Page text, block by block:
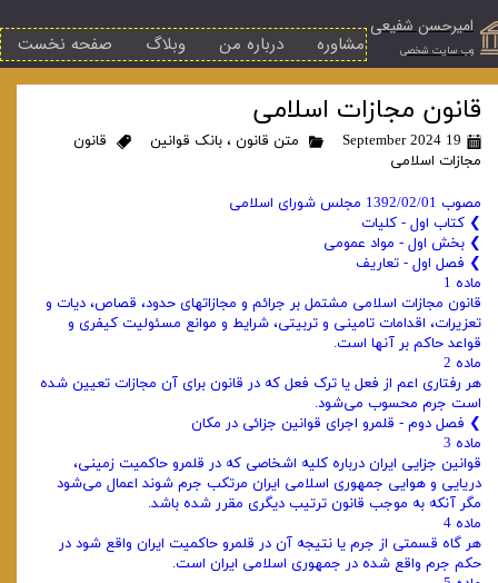
صفحه نخست وبلاگ درباره من مشاوره
امیرحسن شفیعی
​وب سایت شخصی
قانون مجازات اسلامی
19 September 2024 متن قانون ، بانک قوانین
قانون
مجازات اسلامی
مصوب 1392/02/01 مجلس شورای اسلامی
❯ کتاب اول - کلیات
❯ بخش اول - مواد عمومی
❯ فصل اول - تعاریف
ماده 1
قانون مجازات اسلامی مشتمل بر جرائم و مجازاتهای حدود، قصاص، دیات و
تعزیرات، اقدامات تامینی و تربیتی، شرایط و موانع مسئولیت کیفری و
قواعد حاکم بر آنها است.
ماده 2
هر رفتاری اعم از فعل یا ترک فعل که در قانون برای آن مجازات تعیین شده
است جرم محسوب می‌شود.
❯ فصل دوم - قلمرو اجرای قوانین جزائی در مکان
ماده 3
قوانین جزایی ایران درباره کلیه اشخاصی که در قلمرو حاکمیت زمینی،
دریایی و هوایی جمهوری اسلامی ایران مرتکب جرم شوند اعمال می‌شود
مگر آنکه به موجب قانون ترتیب دیگری مقرر شده باشد.
ماده 4
هر گاه قسمتی از جرم یا نتیجه آن در قلمرو حاکمیت ایران واقع شود در
حکم جرم واقع شده در جمهوری اسلامی ایران است.